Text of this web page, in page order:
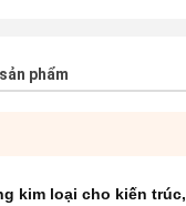
phẩm
kim loại cho kiến trúc,